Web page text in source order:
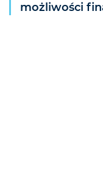
możliwości